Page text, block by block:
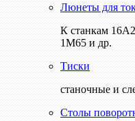
Люнеты для
К станкам
1М65 и др.
Тиски
станочные и
Столы